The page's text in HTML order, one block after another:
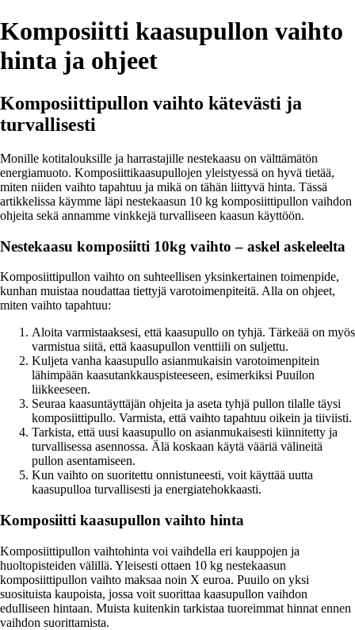
Komposiitti kaasupullon vaihto
hinta ja ohjeet
Komposiittipullon vaihto kätevästi ja
turvallisesti
Monille kotitalouksille ja harrastajille nestekaasu on välttämätön
energiamuoto. Komposiittikaasupullojen yleistyessä on hyvä tietää,
miten niiden vaihto tapahtuu ja mikä on tähän liittyvä hinta. Tässä
artikkelissa käymme läpi nestekaasun 10 kg komposiittipullon vaihdon
ohjeita sekä annamme vinkkejä turvalliseen kaasun käyttöön.
Nestekaasu komposiitti 10kg vaihto – askel askeleelta
Komposiittipullon vaihto on suhteellisen yksinkertainen toimenpide,
kunhan muistaa noudattaa tiettyjä varotoimenpiteitä. Alla on ohjeet,
miten vaihto tapahtuu:
Aloita varmistaaksesi, että kaasupullo on tyhjä. Tärkeää on myös
varmistua siitä, että kaasupullon venttiili on suljettu.
Kuljeta vanha kaasupullo asianmukaisin varotoimenpitein
lähimpään kaasutankkauspisteeseen, esimerkiksi Puuilon
liikkeeseen.
Seuraa kaasuntäyttäjän ohjeita ja aseta tyhjä pullon tilalle täysi
komposiittipullo. Varmista, että vaihto tapahtuu oikein ja tiiviisti.
Tarkista, että uusi kaasupullo on asianmukaisesti kiinnitetty ja
turvallisessa asennossa. Älä koskaan käytä vääriä välineitä
pullon asentamiseen.
Kun vaihto on suoritettu onnistuneesti, voit käyttää uutta
kaasupulloa turvallisesti ja energiatehokkaasti.
Komposiitti kaasupullon vaihto hinta
Komposiittipullon vaihtohinta voi vaihdella eri kauppojen ja
huoltopisteiden välillä. Yleisesti ottaen 10 kg nestekaasun
komposiittipullon vaihto maksaa noin X euroa. Puuilo on yksi
suosituista kaupoista, jossa voit suorittaa kaasupullon vaihdon
edulliseen hintaan. Muista kuitenkin tarkistaa tuoreimmat hinnat ennen
vaihdon suorittamista.